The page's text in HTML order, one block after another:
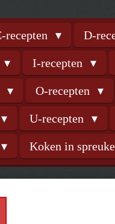
recepten D-
I-recepten
O-recepten
U-recepten
Koken in